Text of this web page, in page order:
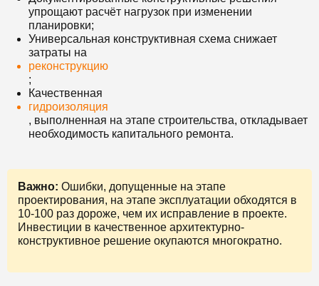
упрощают расчёт нагрузок при изменении
планировки;
Универсальная конструктивная схема снижает
затраты на
реконструкцию
;
Качественная
гидроизоляция
, выполненная на этапе строительства, откладывает
необходимость капитального ремонта.
Важно: Ошибки, допущенные на этапе
проектирования, на этапе эксплуатации обходятся в
10-100 раз дороже, чем их исправление в проекте.
Инвестиции в качественное архитектурно-
конструктивное решение окупаются многократно.